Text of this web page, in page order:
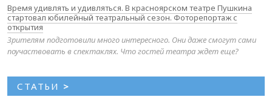
Время удивлять и удивляться. В красноярском театре Пушкина
стартовал юбилейный театральный сезон. Фоторепортаж с
открытия
Зрителям подготовили много интересного. Они даже смогут сами
поучаствовать в спектаклях. Что гостей театра ждет еще?
СТАТЬИ >